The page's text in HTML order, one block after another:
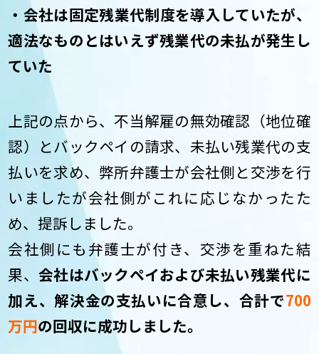
・会社は固定残業代制度を導入していたが、
適法なものとはいえず残業代の未払が発生し
ていた
上記の点から、不当解雇の無効確認（地位確
認）とバックペイの請求、未払い残業代の支
払いを求め、弊所弁護士が会社側と交渉を行
いましたが会社側がこれに応じなかったた
め、提訴しました。
会社側にも弁護士が付き、交渉を重ねた結
果、会社はバックペイおよび未払い残業代に
加え、解決金の支払いに合意し、合計で700
万円の回収に成功しました。